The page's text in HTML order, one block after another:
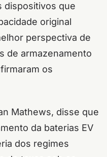
dispositivos que
original
perspectiva de
de armazenamento
os
Mathews, disse que
da baterias EV
dos regimes